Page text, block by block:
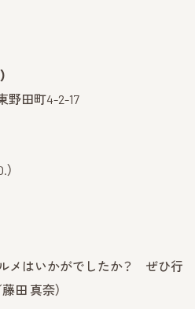
野田町4-2-17
メはいかがでしたか？ ぜひ行
田 真奈）